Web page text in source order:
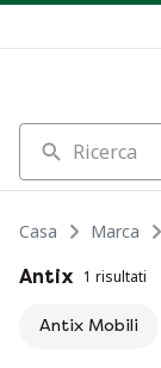
Ricerca
Casa Marca
Antix 1 risultati
Antix Mobili